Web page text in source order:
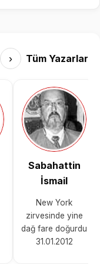
› Tüm Yazarlar
Sabahattin
İsmail
New York
zirvesinde yine
dağ fare doğurdu
31.01.2012